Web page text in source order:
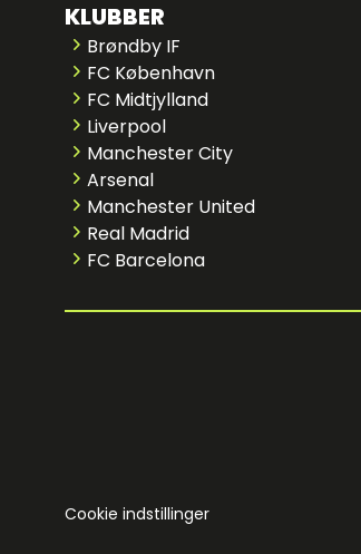
KLUBBER
Brøndby IF
FC København
FC Midtjylland
Liverpool
Manchester City
Arsenal
Manchester United
Real Madrid
FC Barcelona
Cookie indstillinger